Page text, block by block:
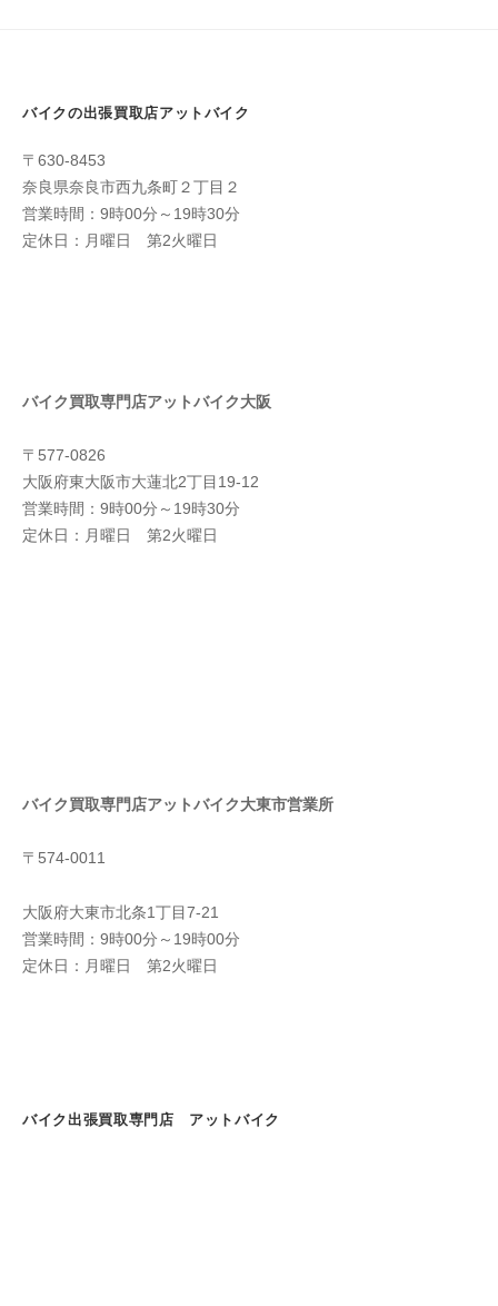
バイクの出張買取店アットバイク
〒630-8453
奈良県奈良市西九条町２丁目２
営業時間：9時00分～19時30分
定休日：月曜日 第2火曜日
バイク買取専門店アットバイク大阪
〒577-0826
大阪府東大阪市大蓮北2丁目19-12
営業時間：9時00分～19時30分
定休日：月曜日 第2火曜日
バイク買取専門店アットバイク大東市営業所
〒574-0011
大阪府大東市北条1丁目7-21
営業時間：9時00分～19時00分
定休日：月曜日 第2火曜日
バイク出張買取専門店 アットバイク